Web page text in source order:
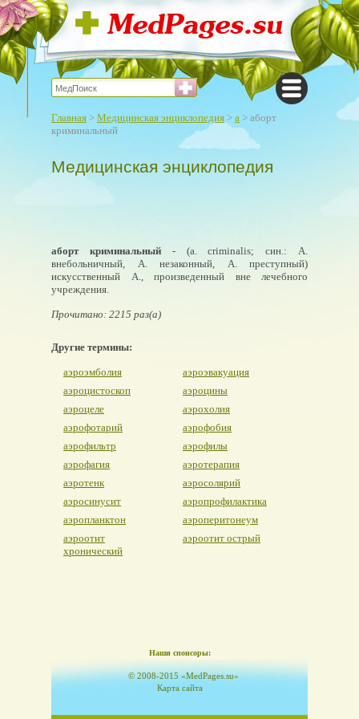
Главная > Медицинская энциклопедия > а > аборт
криминальный
Медицинская энциклопедия
аборт криминальный- (a. criminalis; син.: А.
внебольничный, А. незаконный, А. преступный)
искусственный А., произведенный вне лечебного
учреждения.
Прочитано: 2215 раз(а)
Другие термины:
аэроэмболия
аэроэвакуация
аэроцистоскоп
аэроцины
аэроцеле
аэрохолия
аэрофотарий
аэрофобия
аэрофильтр
аэрофилы
аэрофагия
аэротерапия
аэротенк
аэросолярий
аэросинусит
аэропрофилактика
аэропланктон
аэроперитонеум
аэроотит
хронический
аэроотит острый
Наши спонсоры:
© 2008-2015 «MedPages.su»
Карта сайта